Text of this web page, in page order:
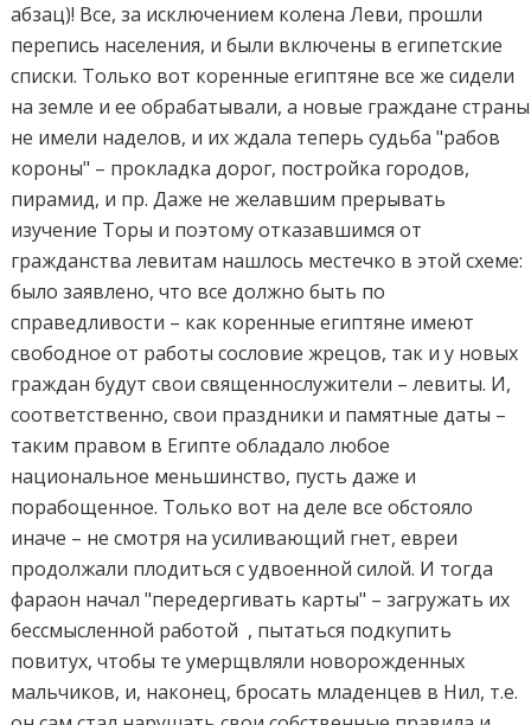
абзац)! Все, за исключением колена Леви, прошли
перепись населения, и были включены в египетские
списки. Только вот коренные египтяне все же сидели
на земле и ее обрабатывали, а новые граждане страны
не имели наделов, и их ждала теперь судьба "рабов
короны" – прокладка дорог, постройка городов,
пирамид, и пр. Даже не желавшим прерывать
изучение Торы и поэтому отказавшимся от
гражданства левитам нашлось местечко в этой схеме:
было заявлено, что все должно быть по
справедливости – как коренные египтяне имеют
свободное от работы сословие жрецов, так и у новых
граждан будут свои священнослужители – левиты. И,
соответственно, свои праздники и памятные даты –
таким правом в Египте обладало любое
национальное меньшинство, пусть даже и
порабощенное. Только вот на деле все обстояло
иначе – не смотря на усиливающий гнет, евреи
продолжали плодиться с удвоенной силой. И тогда
фараон начал "передергивать карты" – загружать их
бессмысленной работой , пытаться подкупить
повитух, чтобы те умерщвляли новорожденных
мальчиков, и, наконец, бросать младенцев в Нил, т.е.